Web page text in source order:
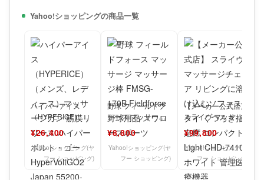
Yahoo!ショッピングの商品一覧
ハイパーアイス
（HYPERICE）
ス）マッサージガン
筋膜リリ
¥26,400
Yahoo!ショッピング(ヤ
フー ショッピング)
野球 フィールドフ
ォース マッサージ
FMSG-170B Fiel
¥8,800
Yahoo!ショッピング(ヤ
フー ショッピング)
【メーカー公式店】
スライヴ マッサー
ジチェア リビング
に溶け込むソファス
タイ
¥99,800
Yahoo!ショッピング(ヤ
フー ショッピング)